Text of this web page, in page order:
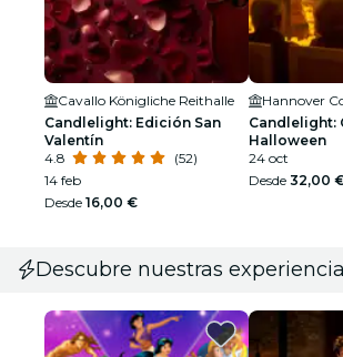
Cavallo Königliche Reithalle
Candlelight: Edición San
Valentín
4.8
(52)
14 feb
Desde 16,00 €
Hannover
Candlelight:
Halloween
24 oct
Desde 32,00
Descubre nuestras